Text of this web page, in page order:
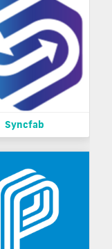
Syncfab